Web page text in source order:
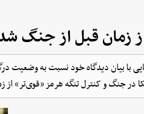
از زمان قبل از جنگ
با بیان دیدگاه خود نسبت به وضعیت
در جنگ و کنترل تنگه هرمز «قوی‌تر»